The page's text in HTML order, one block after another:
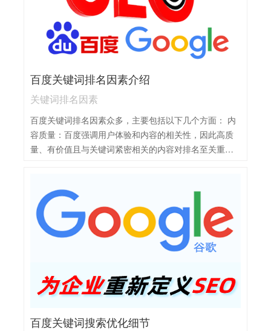
能够顺畅地抓取和索引网站内容。采用响应式设计，使
网站在不同设备上都能良好显示。同时，优化网站的加
载速度，提升用户体验。 外部链接建设：积极寻求与高
质量网站的合作，获取自然的外链。这些外链不仅能提
名。 数据监测与分析：利用百度站长工具等数据分析工
具，定期监测网站的流量、关键词排名等数据。根据数
效性。
百度关键词排名因素介绍
关键词排名因素
百度关键词排名因素众多，主要包括以下几个方面： 内
容质量：百度强调用户体验和内容的相关性，因此高质
量、有价值且与关键词紧密相关的内容对排名至关重
自然分布，避免过度堆砌。同时，关注关键词的密度和
位置，以提高关键词的相关性。 技术优化：网站的技术
结构和性能也是影响排名的关键因素。包括页面加载速
度、移动友好性、HTTPS地址的使用等。此外，HTML5
的采用和结构化数据的实施也有助于提升排名。 外部链
对提升网站权重和排名具有重要作用。外部链接的数量
和质量都是百度考虑的因素。 社交媒体与用户体验：社
用户体验如点击率、停留时间、跳出率等也是百度评估
百度关键词搜索优化细节